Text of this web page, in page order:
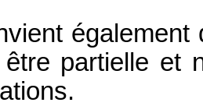
être partielle et